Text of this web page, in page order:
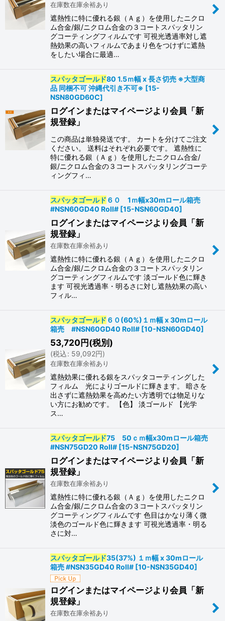
在庫数在庫余裕あり
遮熱性に特に優れる銀（Ａｇ）を使用したニクロ
ム合金/銀/ニクロム合金の３コートスパッタリン
グコーティングフィルムです 可視光透過率対し遮
熱効果の高いフィルムであまり色をつけずに遮熱
をしたい場合に最適…
スパッタゴールド80 1.5ｍ幅 x 長さ切売 ※大型商
品 同梱不可 沖縄代引き不可※ [15-
NSN80GD60C]
ログインまたはマイページより会員「新
規登録」
この商品は単独発送です。 カートを分けてご注文
ください。 送料はそれぞれ必要です。 遮熱性に
特に優れる銀（Ａｇ）を使用したニクロム合金/
銀/ニクロム合金の３コートスパッタリングコーテ
ィングフィ…
スパッタゴールド ６０ 1ｍ幅x30mロール箱売
#NSN60GD40 Roll# [15-NSN60GD40]
ログインまたはマイページより会員「新
規登録」
在庫数在庫余裕あり
遮熱性に特に優れる銀（Ａｇ）を使用したニクロ
ム合金/銀/ニクロム合金の３コートスパッタリン
グコーティングフィルムです 淡ゴールド色に輝き
ます 可視光透過率・明るさに対し遮熱効果の高い
フィル…
スパッタゴールド ６０(60%)１ｍ幅 x 30mロール
箱売 #NSN60GD40 Roll# [10-NSN60GD40]
53,720円(税別)
(税込: 59,092円)
在庫数在庫余裕あり
遮熱効果に優れる銀をスパッタコーティングした
フィルム 光によりゴールドに輝きます。 暗さを
出さずに遮熱効果を高めたい方透明では物足りな
い方にお勧めです。 【色】 淡ゴールド 【光学
ス…
スパッタゴールド75 50ｃｍ幅x30mロール箱売
#NSN75GD20 Roll# [15-NSN75GD20]
ログインまたはマイページより会員「新
規登録」
在庫数在庫余裕あり
遮熱性に特に優れる銀（Ａｇ）を使用したニクロ
ム合金/銀/ニクロム合金の３コートスパッタリン
グコーティングフィルムです 色目はかなり薄く微
淡色のゴールド色に輝きます 可視光透過率・明る
さに対…
スパッタゴールド35(37%) １ｍ幅 x 30mロール
箱売 #NSN35GD40 Roll# [10-NSN35GD40]
ログインまたはマイページより会員「新
規登録」
在庫数在庫余裕あり